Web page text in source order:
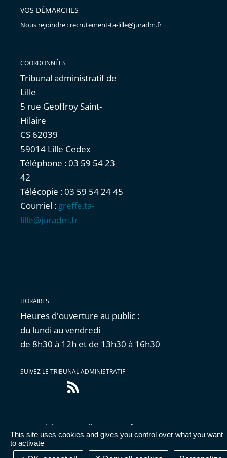
This site uses cookies and gives you control over what you want
to activate
VOS DÉMARCHES
Nous rejoindre : recrutement-ta-lille@juradm.fr
COORDONNÉES
Tribunal administratif de
Lille
5 rue Geoffroy Saint-
Hilaire
CS 62039
59014 Lille Cedex
Téléphone : 03 59 54 23
42
Télécopie : 03 59 54 24 45
Courriel : greffe.ta-
lille@juradm.fr
HORAIRES
Heures d'ouverture au public :
du lundi au vendredi
de 8h30 à 12h et de 13h30 à 16h30
SUIVEZ LE TRIBUNAL ADMINISTRATIF
Flux
RSS
Accessibilité : partiellement conforme | Mentions
légales
Données personnelles
Publications
administratives